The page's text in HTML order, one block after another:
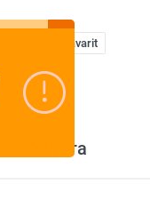
Favarit
Оплата